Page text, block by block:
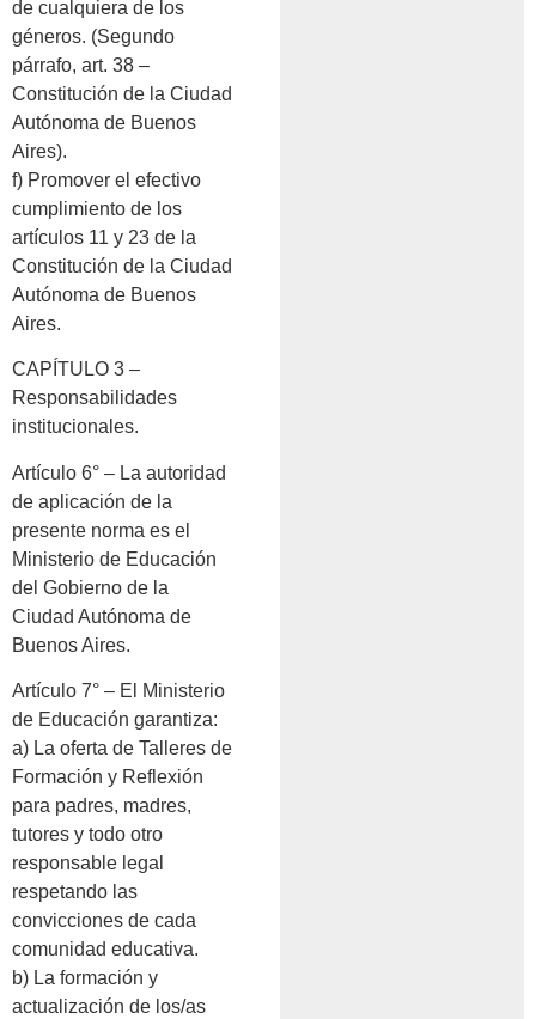
de cualquiera de los
géneros. (Segundo
párrafo, art. 38 –
Constitución de la Ciudad
Autónoma de Buenos
Aires).
f) Promover el efectivo
cumplimiento de los
artículos 11 y 23 de la
Constitución de la Ciudad
Autónoma de Buenos
Aires.
CAPÍTULO 3 –
Responsabilidades
institucionales.
Artículo 6° – La autoridad
de aplicación de la
presente norma es el
Ministerio de Educación
del Gobierno de la
Ciudad Autónoma de
Buenos Aires.
Artículo 7° – El Ministerio
de Educación garantiza:
a) La oferta de Talleres de
Formación y Reflexión
para padres, madres,
tutores y todo otro
responsable legal
respetando las
convicciones de cada
comunidad educativa.
b) La formación y
actualización de los/as